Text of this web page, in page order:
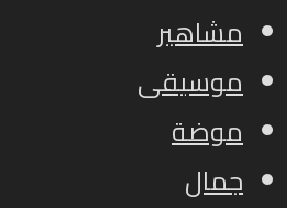
مشاهير
موسيقى
موضة
جمال